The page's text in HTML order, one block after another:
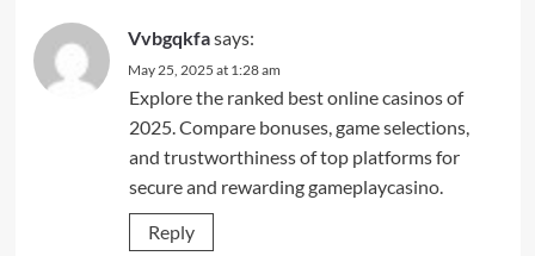
Vvbgqkfasays:
May 25, 2025 at 1:28 am
Explore the ranked best online casinos of
2025. Compare bonuses, game selections,
and trustworthiness of top platforms for
secure and rewarding gameplaycasino.
Reply